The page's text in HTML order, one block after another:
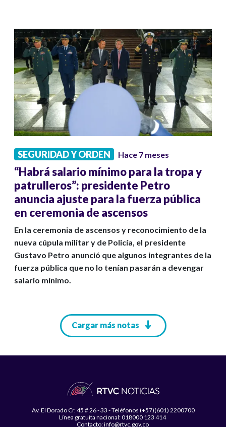
SEGURIDAD Y ORDEN Hace 7 meses
“Habrá salario mínimo para la tropa y
patrulleros”: presidente Petro
anuncia ajuste para la fuerza pública
en ceremonia de ascensos
En la ceremonia de ascensos y reconocimiento de la
nueva cúpula militar y de Policía, el presidente
Gustavo Petro anunció que algunos integrantes de la
fuerza pública que no lo tenían pasarán a devengar
salario mínimo.
Cargar más notas
Av. El Dorado Cr. 45 # 26 - 33 - Teléfonos (+57)(601) 2200700
Línea gratuita nacional: 018000 123 414
Contacto: info@rtvc.gov.co